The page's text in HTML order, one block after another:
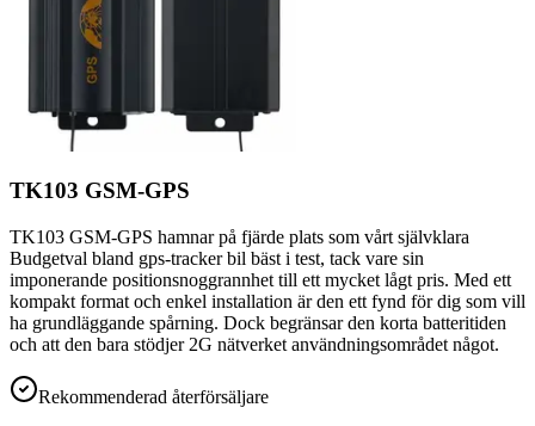
TK103 GSM-GPS
TK103 GSM-GPS hamnar på fjärde plats som vårt självklara
Budgetval bland gps-tracker bil bäst i test, tack vare sin
imponerande positionsnoggrannhet till ett mycket lågt pris. Med ett
kompakt format och enkel installation är den ett fynd för dig som vill
ha grundläggande spårning. Dock begränsar den korta batteritiden
och att den bara stödjer 2G nätverket användningsområdet något.
Rekommenderad återförsäljare